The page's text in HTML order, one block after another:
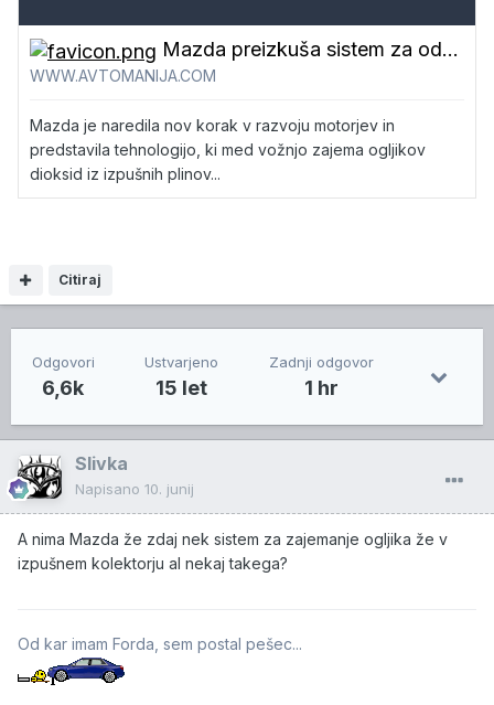
Mazda preizkuša sistem za odstranjevanje ogljikovega dioksida
WWW.AVTOMANIJA.COM
Mazda je naredila nov korak v razvoju motorjev in
predstavila tehnologijo, ki med vožnjo zajema ogljikov
dioksid iz izpušnih plinov...
Citiraj
Odgovori
6,6k
Ustvarjeno
15 let
Zadnji odgovor
1 hr
Slivka
Napisano 10. junij
A nima Mazda že zdaj nek sistem za zajemanje ogljika že v
izpušnem kolektorju al nekaj takega?
Od kar imam Forda, sem postal pešec...